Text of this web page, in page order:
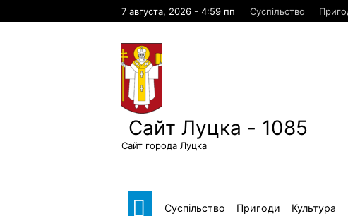
7 августа, 2026 - 4:59 пп Суспільство
Сайт Луцка - 1085
Сайт города Луцка
Суспільство Пригоди Культура